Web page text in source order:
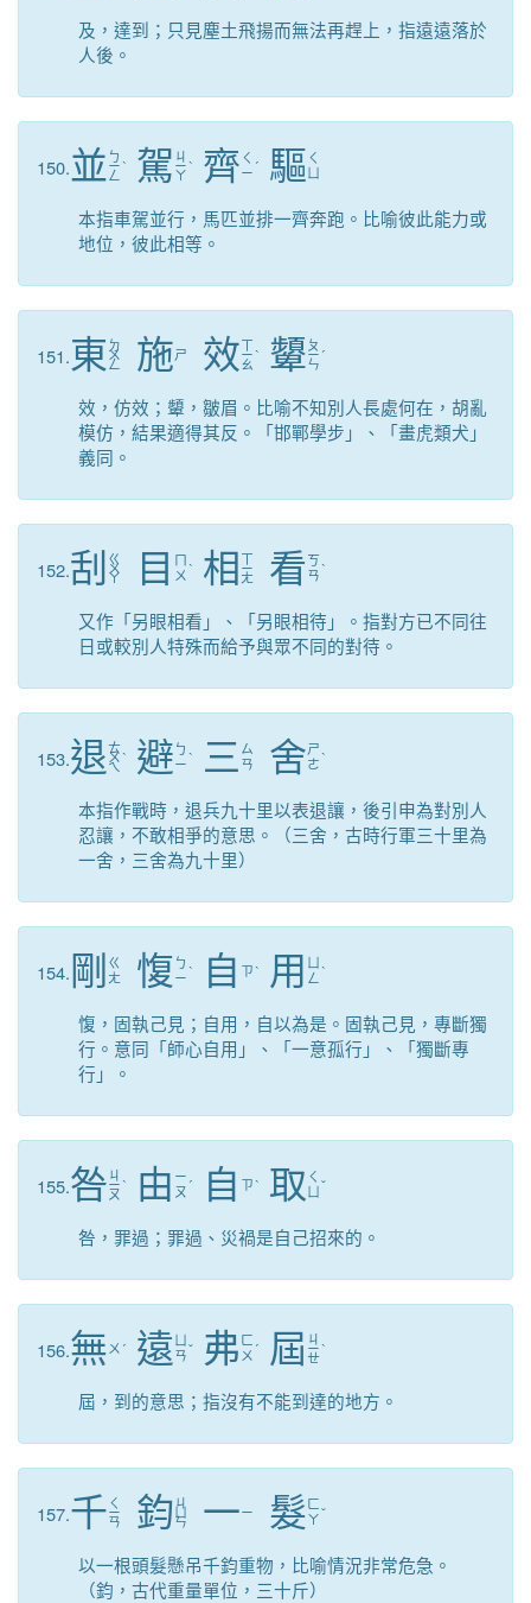
及，達到；只見塵土飛揚而無法再趕上，指遠遠落於
人後。
150.並 ㄅ
ㄧ
ㄥ
ˋ 駕 ㄐ
ㄧ
ㄚ
ˋ 齊 ㄑ
ㄧ ˊ 驅 ㄑ
本指車駕並行，馬匹並排一齊奔跑。比喻彼此能力或
地位，彼此相等。
151.東 ㄉ
ㄨ
ㄥ 施ㄕ 效ㄒ
ㄧ
ㄠ
ˋ 顰 ㄆ
ㄧ
ㄣ
ˊ
效，仿效；顰，皺眉。比喻不知別人長處何在，胡亂
模仿，結果適得其反。「邯鄲學步」、「畫虎類犬」
義同。
152.刮 ㄍ
ㄨ
ㄚ 目
ㄇ
ㄨ ˋ 相 ㄒ
ㄧ
ㄤ 看 ㄎ
ㄢˋ
又作「另眼相看」、「另眼相待」。指對方已不同往
日或較別人特殊而給予與眾不同的對待。
153.退ㄊ
ㄨ
ㄟ
ˋ 避 ㄅ
ㄧˋ 三 ㄙ
ㄢ
舍ㄕ
ㄜˋ
本指作戰時，退兵九十里以表退讓，後引申為對別人
忍讓，不敢相爭的意思。（三舍，古時行軍三十里為
一舍，三舍為九十里）
154. 剛
ㄍ
ㄤ
愎 ㄅ
ㄧˋ 自 ㄗˋ 用 ㄥ ˋ
愎，固執己見；自用，自以為是。固執己見，專斷獨
行。意同「師心自用」、「一意孤行」、「獨斷專
行」。
155.咎 ㄐ
ㄧ
ㄡ
ˋ 由 ㄧ
ㄡ ˊ 自 ㄗˋ 取 ㄑ
ˇ
咎，罪過；罪過、災禍是自己招來的。
156.無 ㄨ ˊ 遠 ㄢˇ 弗 ㄈ
ㄨ ˊ 屆 ㄐ
ㄧ
ㄝ
ˋ
屆，到的意思；指沒有不能到達的地方。
157.千 ㄑ
ㄧ
ㄢ 鈞 ㄐ
ㄩ
ㄣ 一ㄧ 髮 ㄈ
ㄚˇ
以一根頭髮懸吊千鈞重物，比喻情況非常危急。
（鈞，古代重量單位，三十斤）